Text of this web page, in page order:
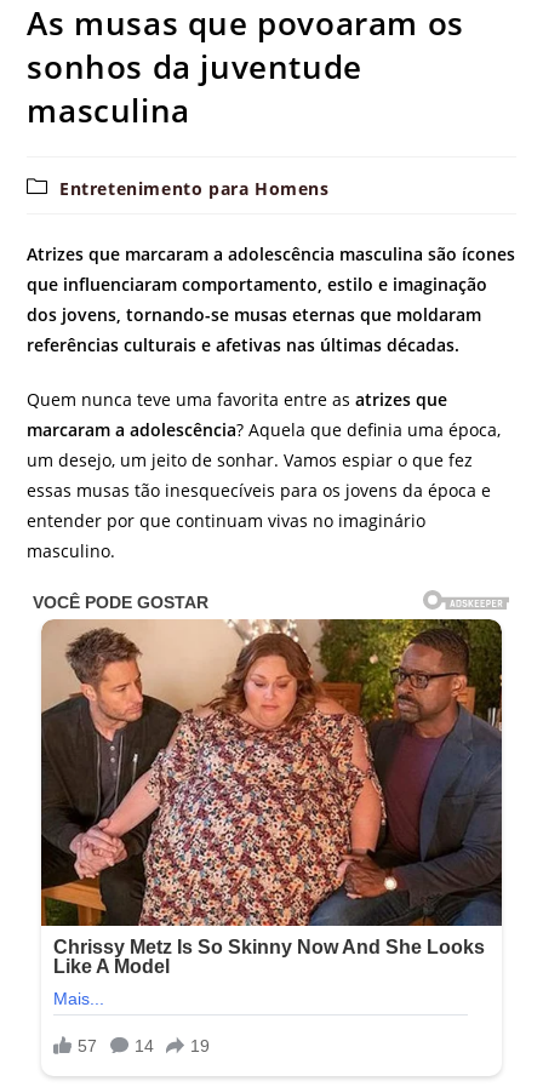
As musas que povoaram os
sonhos da juventude
masculina
Categoria
Entretenimento para Homens
Atrizes que marcaram a adolescência masculina são ícones
que influenciaram comportamento, estilo e imaginação
dos jovens, tornando-se musas eternas que moldaram
referências culturais e afetivas nas últimas décadas.
Quem nunca teve uma favorita entre asatrizes que
marcaram a adolescência? Aquela que definia uma época,
um desejo, um jeito de sonhar. Vamos espiar o que fez
essas musas tão inesquecíveis para os jovens da época e
entender por que continuam vivas no imaginário
masculino.